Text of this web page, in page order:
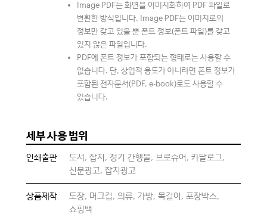
Image PDF는 화면을 이미지화하여 PDF 파일로
변환한 방식입니다. Image PDF는 이미지로의
정보만 갖고 있을 뿐 폰트 정보(폰트 파일)를 갖고
있지 않은 파일입니다.
PDF에 폰트 정보가 포함되는 형태로는 사용할 수
없습니다. 단, 상업적 용도가 아니라면 폰트 정보가
포함된 전자문서(PDF, e-book)로도 사용할 수
있습니다.
세부 사용 범위
인쇄출판
도서, 잡지, 정기 간행물, 브로슈어, 카달로그,
신문광고, 잡지광고
상품제작
도장, 머그컵, 의류, 가방, 목걸이, 포장박스,
쇼핑백